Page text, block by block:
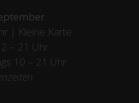
| Kleine Karte
– 21 Uhr
10 – 21 Uhr